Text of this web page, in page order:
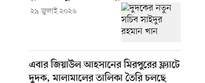
২৯ জুলাই ২০২৬
এবার জিয়াউল আহসানের মিরপুরের ফ্ল্যাটে
দুদক, মালামালের তালিকা তৈরি চলছে